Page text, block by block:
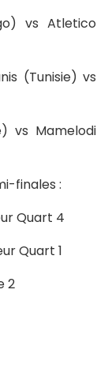
vs Atletico
(Tunisie) vs
vs Mamelodi
finales :
Quart 4
Quart 1
2